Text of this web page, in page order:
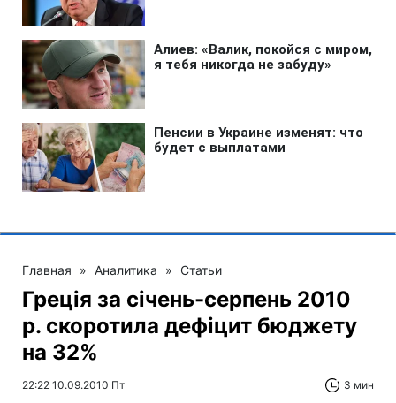
Главная » Аналитика » Статьи
Греція за січень-серпень 2010
р. скоротила дефіцит бюджету
на 32%
22:22 10.09.2010 Пт 3 мин